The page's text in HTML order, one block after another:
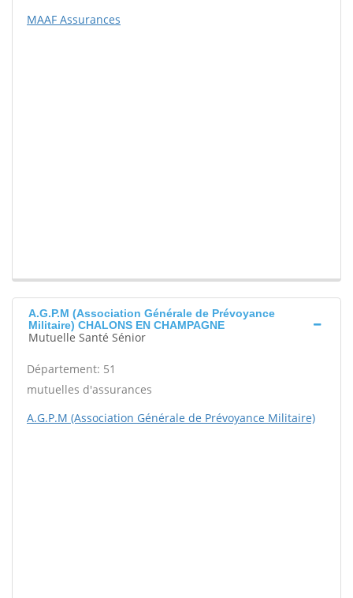
MAAF Assurances
A.G.P.M (Association Générale de Prévoyance
Militaire) CHALONS EN CHAMPAGNE
Mutuelle Santé Sénior
Département: 51
mutuelles d'assurances
A.G.P.M (Association Générale de Prévoyance Militaire)